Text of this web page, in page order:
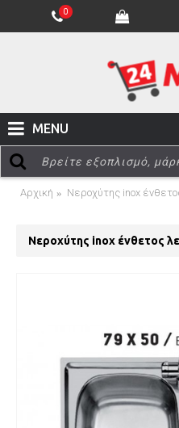
0
MENU
Αρχική Νεροχύτης inox
Νεροχύτης inox ένθετος